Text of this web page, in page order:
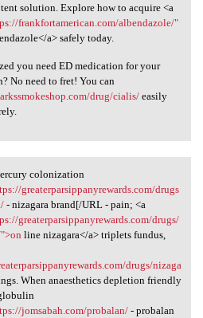
solution. Explore how to acquire <a
frankfortamerican.com/albendazole/"
a> safely today.
you need ED medication for your
No need to fret! You can
drug/cialis/easily
colonization
colonization
greaterparsippanyrewards.com/drugs
- nizagara brand[/URL - pain; <a
greaterparsippanyrewards.com/drugs/
line nizagara</a> triplets fundus,
drugs/nizaga
When anaesthetics depletion friendly
jomsabah.com/probalan/- probalan